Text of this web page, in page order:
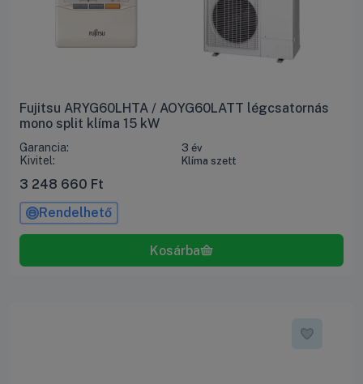
Fujitsu ARYG60LHTA / AOYG60LATT légcsatornás
mono split klíma 15 kW
Garancia: 3 év
Kivitel: Klíma szett
3 248 660 Ft
Rendelhető